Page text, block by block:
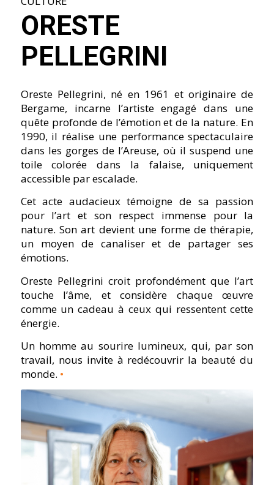
ORESTE
PELLEGRINI
Oreste Pellegrini, né en 1961 et originaire de
Bergame, incarne l’artiste engagé dans une
quête profonde de l’émotion et de la nature. En
1990, il réalise une performance spectaculaire
dans les gorges de l’Areuse, où il suspend une
toile colorée dans la falaise, uniquement
accessible par escalade.
Cet acte audacieux témoigne de sa passion
pour l’art et son respect immense pour la
nature. Son art devient une forme de thérapie,
un moyen de canaliser et de partager ses
émotions.
Oreste Pellegrini croit profondément que l’art
touche l’âme, et considère chaque œuvre
comme un cadeau à ceux qui ressentent cette
énergie.
Un homme au sourire lumineux, qui, par son
travail, nous invite à redécouvrir la beauté du
monde. •